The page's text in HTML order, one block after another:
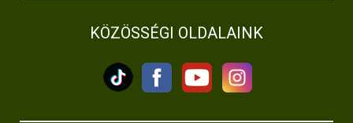
KÖZÖSSÉGI OLDALAINK